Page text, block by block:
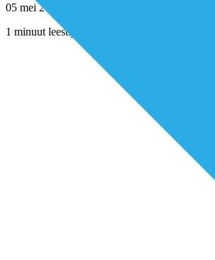
05 mei 2023
1 minuut leestijd